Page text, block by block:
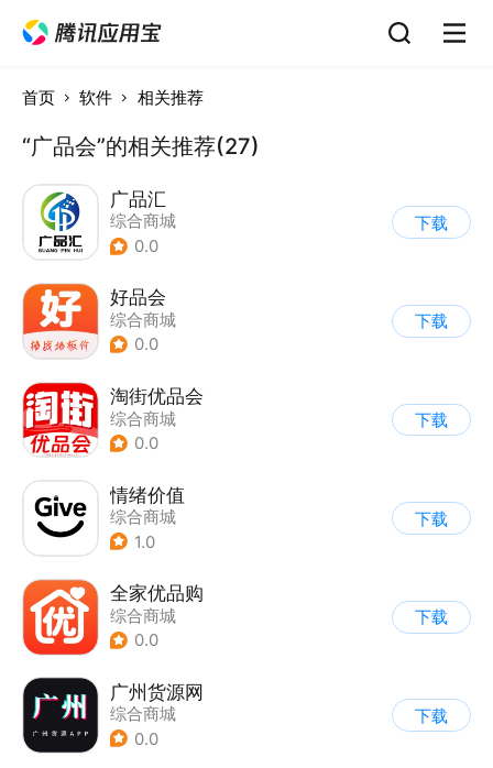
首页 软件 相关推荐
“广品会”的相关推荐(27)
广品汇
综合商城
0.0
下载
好品会
综合商城
0.0
下载
淘街优品会
综合商城
0.0
下载
情绪价值
综合商城
1.0
下载
全家优品购
综合商城
0.0
下载
广州货源网
综合商城
0.0
下载